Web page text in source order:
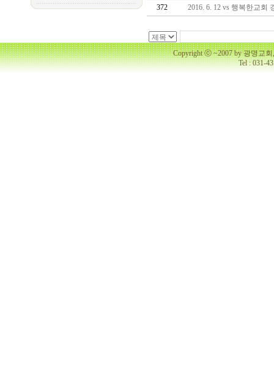
372
2016. 6. 12 vs 행복한교회
Copyright ⓒ ~2007 by 광명교
Tel : 031-